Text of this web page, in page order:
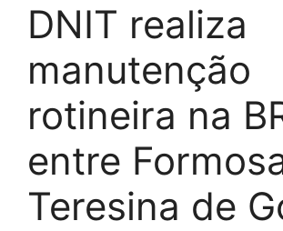
DNIT realiza
manutenção
rotineira na
entre
Teresina de